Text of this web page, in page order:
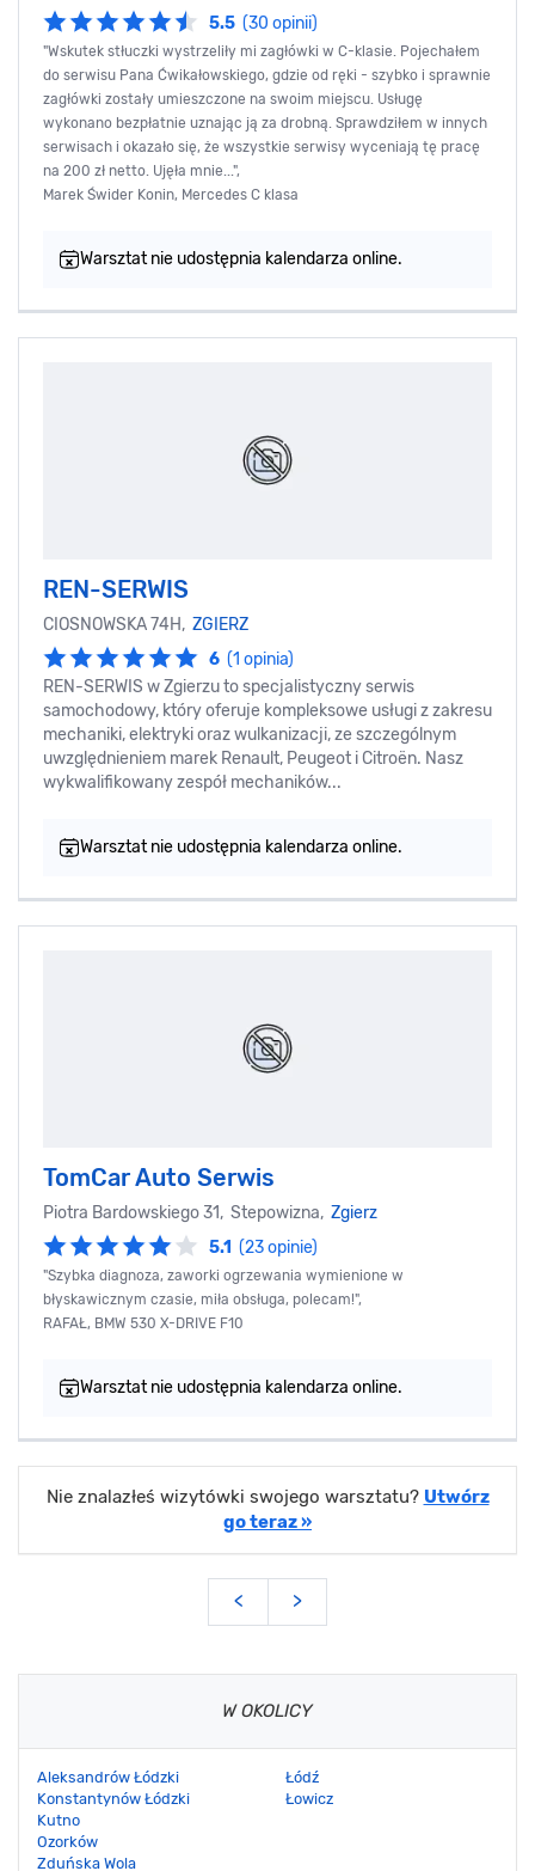
5.5 (30 opinii)
"Wskutek stłuczki wystrzeliły mi zagłówki w C-klasie. Pojechałem
do serwisu Pana Ćwikałowskiego, gdzie od ręki - szybko i sprawnie
zagłówki zostały umieszczone na swoim miejscu. Usługę
wykonano bezpłatnie uznając ją za drobną. Sprawdziłem w innych
serwisach i okazało się, że wszystkie serwisy wyceniają tę pracę
na 200 zł netto. Ujęła mnie...",
Marek Świder Konin, Mercedes C klasa
Warsztat nie udostępnia kalendarza online.
REN-SERWIS
CIOSNOWSKA 74H, ZGIERZ
6 (1 opinia)
REN-SERWIS w Zgierzu to specjalistyczny serwis
samochodowy, który oferuje kompleksowe usługi z zakresu
mechaniki, elektryki oraz wulkanizacji, ze szczególnym
uwzględnieniem marek Renault, Peugeot i Citroën. Nasz
wykwalifikowany zespół mechaników...
Warsztat nie udostępnia kalendarza online.
TomCar Auto Serwis
Piotra Bardowskiego 31, Stepowizna, Zgierz
5.1 (23 opinie)
"Szybka diagnoza, zaworki ogrzewania wymienione w
błyskawicznym czasie, miła obsługa, polecam!",
RAFAŁ, BMW 530 X-DRIVE F10
Warsztat nie udostępnia kalendarza online.
Nie znalazłeś wizytówki swojego warsztatu? Utwórz
go teraz »
< >
W OKOLICY
Aleksandrów Łódzki
Konstantynów Łódzki
Kutno
Ozorków
Zduńska Wola
Łódź
Łowicz